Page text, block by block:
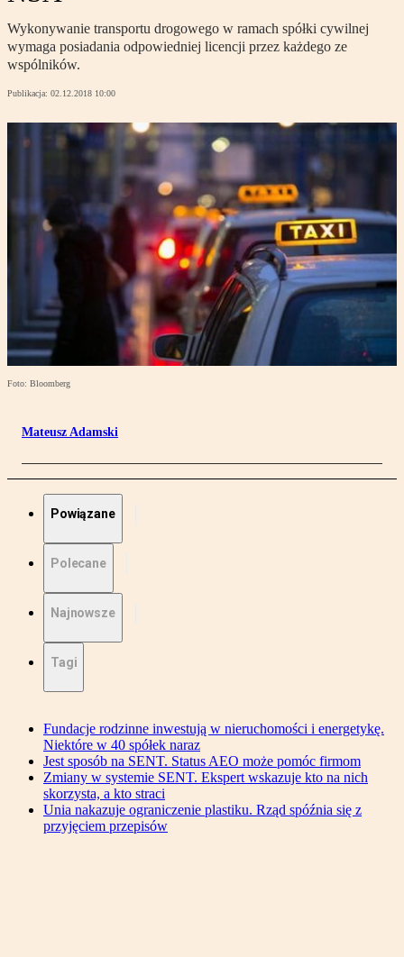
Wykonywanie transportu drogowego w ramach spółki cywilnej
wymaga posiadania odpowiedniej licencji przez każdego ze
wspólników.
Publikacja: 02.12.2018 10:00
Foto: Bloomberg
Mateusz Adamski
Powiązane
Polecane
Najnowsze
Tagi
Fundacje rodzinne inwestują w nieruchomości i energetykę.
Niektóre w 40 spółek naraz
Jest sposób na SENT. Status AEO może pomóc firmom
Zmiany w systemie SENT. Ekspert wskazuje kto na nich
skorzysta, a kto straci
Unia nakazuje ograniczenie plastiku. Rząd spóźnia się z
przyjęciem przepisów